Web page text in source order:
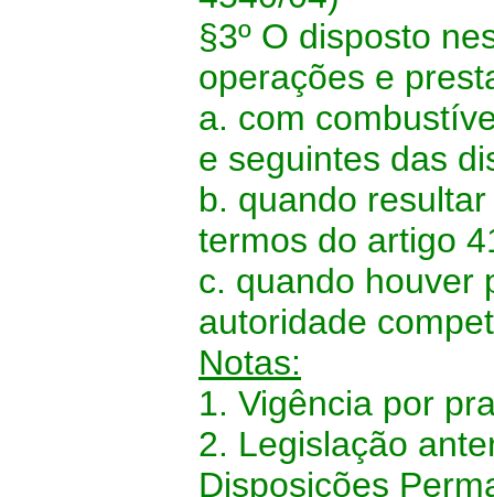
§3º O disposto
operações e
a. com
e seguintes das
b. quando
termos do artigo
c. quando houver
autoridade
Notas:
1. Vigência por
2. Legislação
Disposições